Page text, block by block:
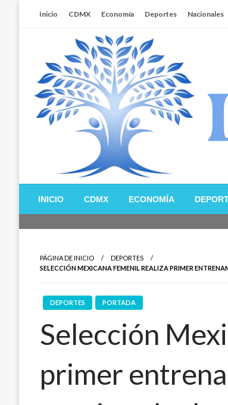
Inicio CDMX Economía Deportes Nacionales
Libertador MX
INICIO CDMX ECONOMÍA
PÁGINA DE INICIO
DEPORTES
SELECCIÓN MEXICANA FEMENIL REALIZA PRIMER
DEPORTES PORTADA
Selección
primer